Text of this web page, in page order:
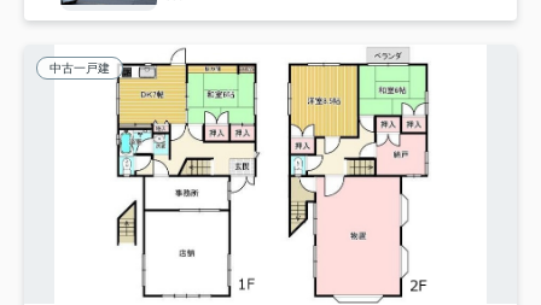
中古一戸建